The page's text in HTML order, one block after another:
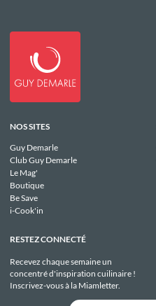
NOS SITES
Guy Demarle
Club Guy Demarle
Le Mag'
Boutique
Be Save
i-Cook'in
RESTEZ CONNECTÉ
Recevez chaque semaine un
concentré d'inspiration cuilinaire !
Inscrivez-vous à la Miamletter.